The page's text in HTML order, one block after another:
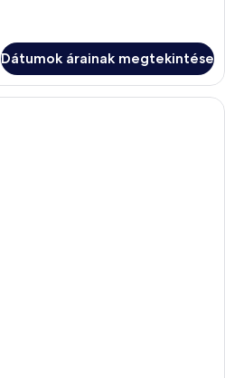
Dátumok árainak megtekintése